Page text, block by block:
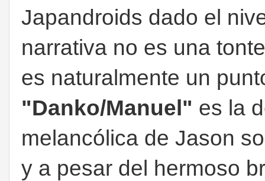
Japandroids dado el
narrativa no es una
es naturalmente un
"Danko/Manuel" es la
melancólica de Jason
y a pesar del hermoso